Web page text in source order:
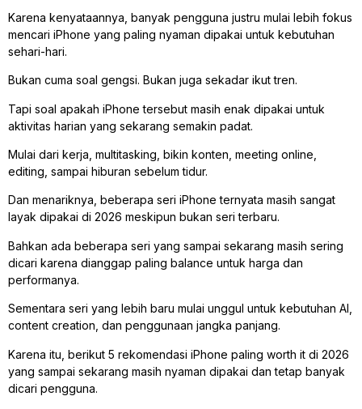
Karena kenyataannya, banyak pengguna justru mulai lebih fokus
mencari iPhone yang paling nyaman dipakai untuk kebutuhan
sehari-hari.
Bukan cuma soal gengsi. Bukan juga sekadar ikut tren.
Tapi soal apakah iPhone tersebut masih enak dipakai untuk
aktivitas harian yang sekarang semakin padat.
Mulai dari kerja, multitasking, bikin konten, meeting online,
editing, sampai hiburan sebelum tidur.
Dan menariknya, beberapa seri iPhone ternyata masih sangat
layak dipakai di 2026 meskipun bukan seri terbaru.
Bahkan ada beberapa seri yang sampai sekarang masih sering
dicari karena dianggap paling balance untuk harga dan
performanya.
Sementara seri yang lebih baru mulai unggul untuk kebutuhan AI,
content creation, dan penggunaan jangka panjang.
Karena itu, berikut 5 rekomendasi iPhone paling worth it di 2026
yang sampai sekarang masih nyaman dipakai dan tetap banyak
dicari pengguna.